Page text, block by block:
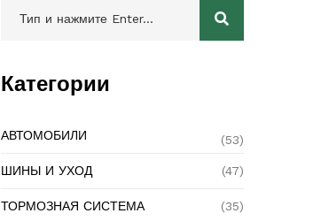
Категории
АВТОМОБИЛИ (53)
ШИНЫ И УХОД (47)
ТОРМОЗНАЯ СИСТЕМА (35)